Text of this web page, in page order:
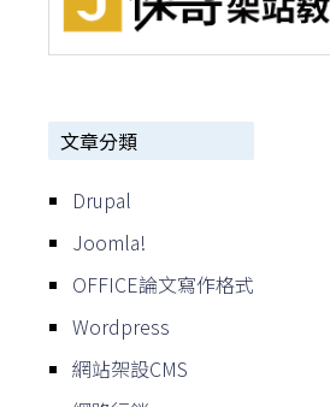
文章分類
Drupal
Joomla!
OFFICE論文寫作格式
Wordpress
網站架設CMS